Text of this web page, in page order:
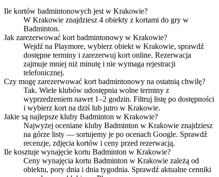
Ile kortów badmintonowych jest w Krakowie?
W Krakowie znajdziesz 4 obiekty z kortami do gry w
Badminton.
Jak zarezerwować kort badmintonowy w Krakowie?
Wejdź na Playmore, wybierz obiekt w Krakowie, sprawdź
dostępne terminy i zarezerwuj kort online. Rezerwacja
zajmuje mniej niż minutę i nie wymaga rejestracji
telefonicznej.
Czy mogę zarezerwować kort badmintonowy na ostatnią chwilę?
Tak. Wiele klubów udostępnia wolne terminy z
wyprzedzeniem nawet 1–2 godzin. Filtruj listę po dostępności
i wybierz kort na dziś lub jutro w Krakowie.
Jakie są najlepsze kluby Badminton w Krakowie?
Najwyżej oceniane kluby Badminton w Krakowie znajdziesz
na górze listy — sortujemy je po ocenach Google. Sprawdź
recenzje, zdjęcia kortów i ceny przed rezerwacją.
Ile kosztuje wynajęcie kortu Badminton w Krakowie?
Ceny wynajęcia kortu Badminton w Krakowie zależą od
obiektu, pory dnia i dnia tygodnia. Sprawdź aktualne cenniki